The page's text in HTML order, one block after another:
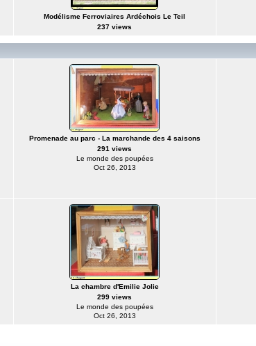
Modélisme Ferroviaires Ardéchois Le Teil
237 views
Promenade au parc - La marchande des 4 saisons
291 views
Le monde des poupées
Oct 26, 2013
La chambre d'Emilie Jolie
299 views
Le monde des poupées
Oct 26, 2013